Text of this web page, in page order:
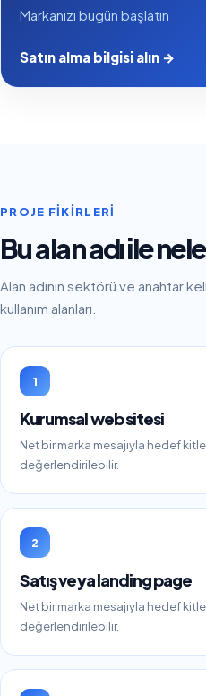
Markanızı bugün başlatın
Satın alma bilgisi alın →
PROJE FIKIRLERI
Bu alan adı ile
Alan adının sektörü ve anahtar
kullanım alanları.
1
Kurumsal web sitesi
Net bir marka mesajıyla hedef
değerlendirilebilir.
2
Satış veya landing page
Net bir marka mesajıyla hedef
değerlendirilebilir.